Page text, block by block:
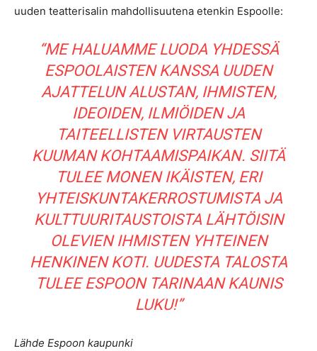
uuden teatterisalin mahdollisuutena etenkin Espoolle:
“ME HALUAMME LUODA YHDESSÄ
ESPOOLAISTEN KANSSA UUDEN
AJATTELUN ALUSTAN, IHMISTEN,
IDEOIDEN, ILMIÖIDEN JA
TAITEELLISTEN VIRTAUSTEN
KUUMAN KOHTAAMISPAIKAN. SIITÄ
TULEE MONEN IKÄISTEN, ERI
YHTEISKUNTAKERROSTUMISTA JA
KULTTUURITAUSTOISTA LÄHTÖISIN
OLEVIEN IHMISTEN YHTEINEN
HENKINEN KOTI. UUDESTA TALOSTA
TULEE ESPOON TARINAAN KAUNIS
LUKU!”
Lähde Espoon kaupunki